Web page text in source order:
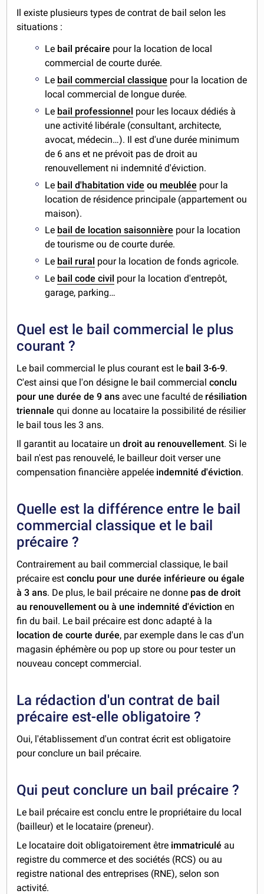
Il existe plusieurs types de contrat de bail selon les
situations :
Le bail précaire pour la location de local
commercial de courte durée.
Le bail commercial classique pour la location de
local commercial de longue durée.
Le bail professionnel pour les locaux dédiés à
une activité libérale (consultant, architecte,
avocat, médecin…). Il est d'une durée minimum
de 6 ans et ne prévoit pas de droit au
renouvellement ni indemnité d'éviction.
Le bail d'habitation vide ou meublée pour la
location de résidence principale (appartement ou
maison).
Le bail de location saisonnière pour la location
de tourisme ou de courte durée.
Le bail rural pour la location de fonds agricole.
Le bail code civil pour la location d'entrepôt,
garage, parking…
Quel est le bail commercial le plus
courant ?
Le bail commercial le plus courant est le bail 3-6-9.
C'est ainsi que l'on désigne le bail commercialconclu
pour une durée de 9 ans avec une faculté de résiliation
triennale qui donne au locataire la possibilité de résilier
le bail tous les 3 ans.
Il garantit au locataire undroit au renouvellement. Si le
bail n'est pas renouvelé, le bailleur doit verser une
compensation financière appelée indemnité d'éviction.
Quelle est la différence entre le bail
commercial classique et le bail
précaire ?
Contrairement au bail commercial classique, le bail
précaire estconclu pour une durée inférieure ou égale
à 3 ans. De plus, le bail précaire ne donne pas de droit
au renouvellement ou à une indemnité d'éviction en
fin du bail. Le bail précaire est donc adapté à la
location de courte durée, par exemple dans le cas d'un
magasin éphémère ou pop up store ou pour tester un
nouveau concept commercial.
La rédaction d'un contrat de bail
précaire est-elle obligatoire ?
Oui, l'établissement d'un contrat écrit est obligatoire
pour conclure un bail précaire.
Qui peut conclure un bail précaire ?
Le bail précaire est conclu entre le propriétaire du local
(bailleur) et le locataire (preneur).
Le locataire doit obligatoirement être immatriculé au
registre du commerce et des sociétés (RCS) ou au
registre national des entreprises (RNE), selon son
activité.